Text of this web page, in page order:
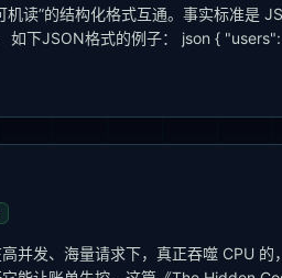
读”的结构化格式互通。事实标准是
如下JSON格式的例子： json {
并发、海量请求下，真正吞噬 CPU 的